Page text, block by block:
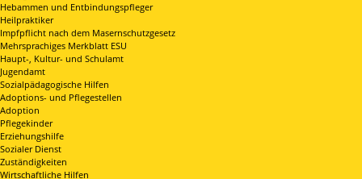
Hebammen und Entbindungspfleger
Heilpraktiker
Impfpflicht nach dem Masernschutzgesetz
Mehrsprachiges Merkblatt ESU
Haupt-, Kultur- und Schulamt
Jugendamt
Sozialpädagogische Hilfen
Adoptions- und Pflegestellen
Adoption
Pflegekinder
Erziehungshilfe
Sozialer Dienst
Zuständigkeiten
Wirtschaftliche Hilfen